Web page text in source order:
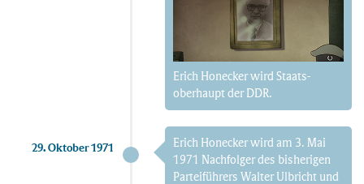
Erich Honecker wird Staats­
oberhaupt der DDR.
Erich Honecker wird am 3. Mai
1971 Nachfolger des bisherigen
Partei­führers Walter Ulbricht und
29. Oktober 1971